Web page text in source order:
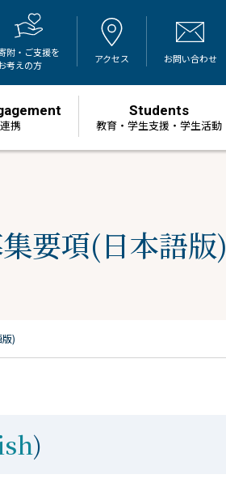
附・ご支援を
考えの方
アクセス お問い合わせ
携
Students
教育・学生支援・学生活動
要項(日本語版)
)
)